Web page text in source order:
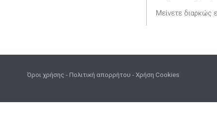
Μείνετε διαρκώς
Όροι χρήσης -Πολιτική απορρήτου -Χρήση Cookies